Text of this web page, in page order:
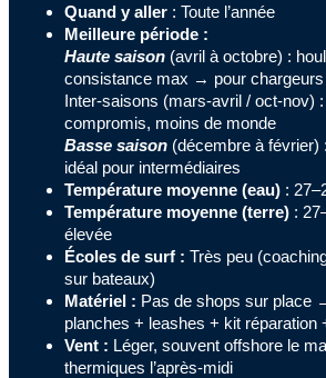
Quand y aller : Toute l’année
Meilleure période :
Haute saison (avril à octobre) :
consistance max → pour chargeurs
Inter-saisons (mars-avril / oct-nov)
compromis, moins de monde
Basse saison (décembre à février)
idéal pour intermédiaires
Température moyenne (eau) :
Température moyenne (terre) :
élevée
Écoles de surf : Très peu
sur bateaux)
Matériel : Pas de shops sur place
planches + leashes + kit réparation
Vent : Léger, souvent offshore le
thermiques l’après-midi